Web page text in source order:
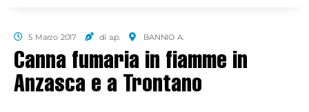
5 Marzo 2017 di a.p. BANNIO A.
Canna fumaria in fiamme in
Anzasca e a Trontano